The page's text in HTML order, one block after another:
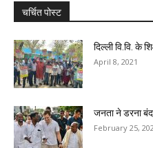
चर्चित पोस्ट
दिल्ली वि.वि. के
April 8, 2021
जनता ने डरना बंद
February 25,